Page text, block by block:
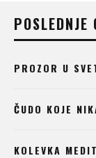
POSLEDNJE
PROZOR U
ČUDO KOJE
KOLEVKA